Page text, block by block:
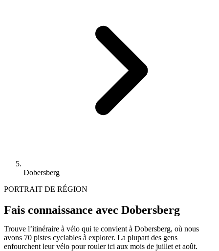
Dobersberg
PORTRAIT DE RÉGION
Fais connaissance avec Dobersberg
Trouve l’itinéraire à vélo qui te convient à Dobersberg, où nous
avons 70 pistes cyclables à explorer. La plupart des gens
enfourchent leur vélo pour rouler ici aux mois de juillet et août.